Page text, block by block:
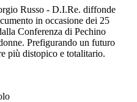
Russo - D.I.Re. diffonde
in occasione dei 25
Conferenza di Pechino
Prefigurando un futuro
più distopico e totalitario.